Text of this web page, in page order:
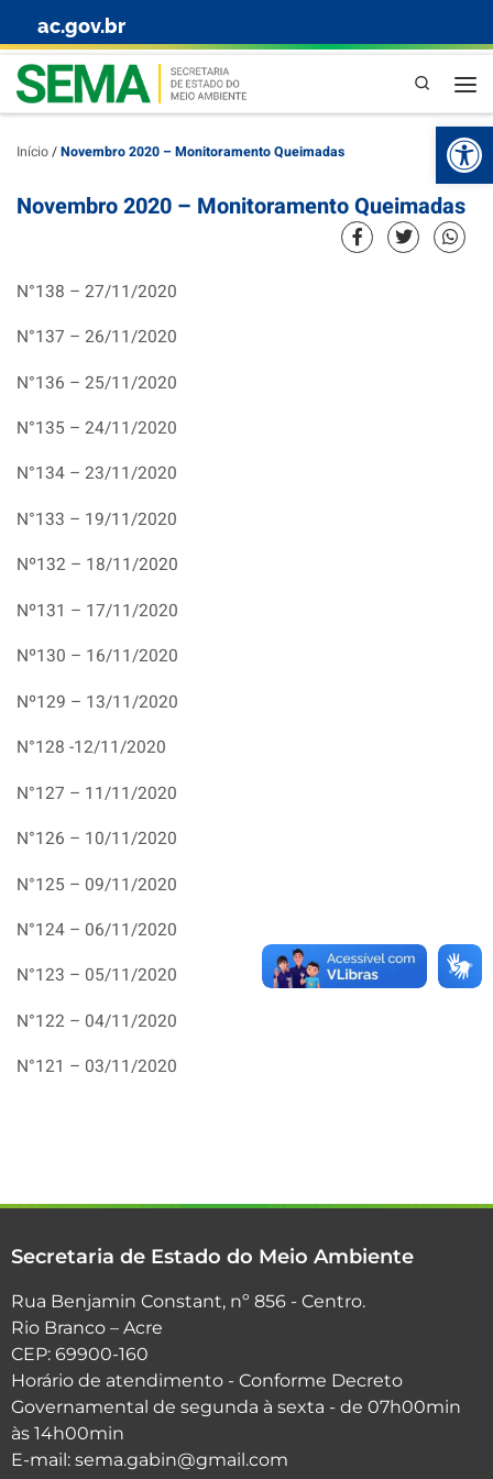
Skip to content
ac.gov.br
Pesquisa
Início/Novembro 2020 – Monitoramento Queimadas
Novembro 2020 – Monitoramento Queimadas
N°138 – 27/11/2020
N°137 – 26/11/2020
N°136 – 25/11/2020
N°135 – 24/11/2020
N°134 – 23/11/2020
N°133 – 19/11/2020
Nº132 – 18/11/2020
Nº131 – 17/11/2020
Nº130 – 16/11/2020
Nº129 – 13/11/2020
N°128 -12/11/2020
N°127 – 11/11/2020
N°126 – 10/11/2020
N°125 – 09/11/2020
N°124 – 06/11/2020
N°123 – 05/11/2020
N°122 – 04/11/2020
N°121 – 03/11/2020
Secretaria de Estado do Meio Ambiente
Rua Benjamin Constant, nº 856 - Centro.
Rio Branco – Acre
CEP: 69900-160
Horário de atendimento - Conforme Decreto
Governamental de segunda à sexta - de 07h00min
às 14h00min
E-mail: sema.gabin@gmail.com